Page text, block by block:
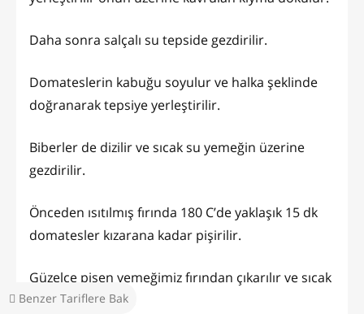
Benzer Tariflere Bak
Daha sonra salçalı su tepside gezdirilir.
Domateslerin kabuğu soyulur ve halka şeklinde
doğranarak tepsiye yerleştirilir.
Biberler de dizilir ve sıcak su yemeğin üzerine
gezdirilir.
Önceden ısıtılmış fırında 180 C’de yaklaşık 15 dk
domatesler kızarana kadar pişirilir.
Güzelce pişen yemeğimiz fırından çıkarılır ve sıcak
sıcak servis edilir.